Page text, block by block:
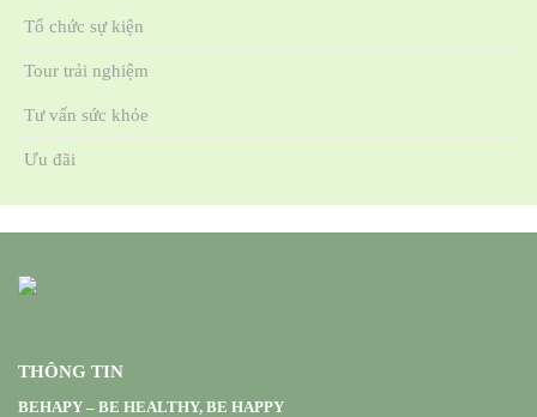
Tổ chức sự kiện
Tour trải nghiệm
Tư vấn sức khỏe
Ưu đãi
THÔNG TIN
BEHAPY – BE HEALTHY, BE HAPPY